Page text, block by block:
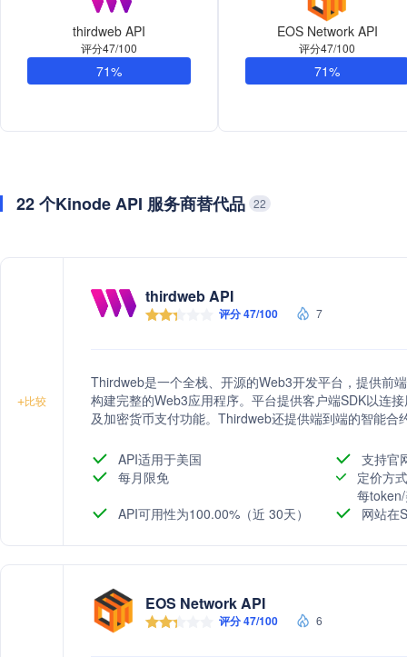
thirdweb API
评分47/100
71%
EOS Network API
评分47/100
71%
22 个Kinode API 服务商替代品 22
+比较
thirdweb API
评分 47/100 7
Thirdweb是一个全栈、开源的Web3开发平台，提供前
构建完整的Web3应用程序。平台提供客户端SDK以连
及加密货币支付功能。Thirdweb还提供端到端的智能
API适用于美国
支持官
每月限免
定价方
每
API可用性为100.00%（近 30天）
网站在
EOS Network API
评分 47/100 6